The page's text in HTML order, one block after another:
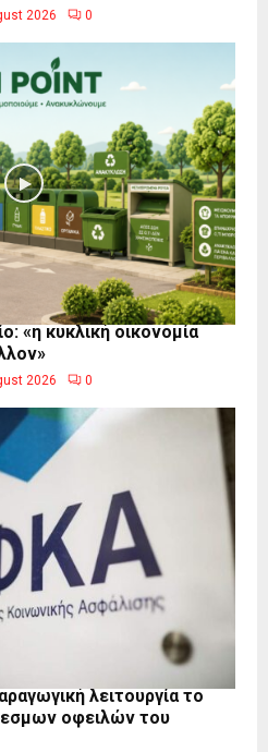
2026 0
«η κυκλική οικονομία
2026 0
λειτουργία το
οφειλών του